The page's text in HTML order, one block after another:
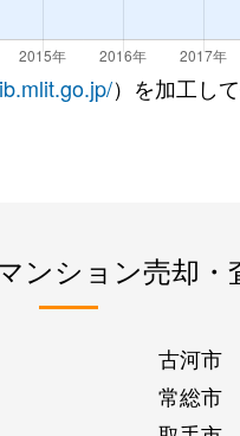
）を加工し
ンション売却・
古河市
常総市